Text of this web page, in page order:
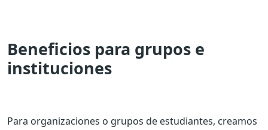
Beneficios para grupos e
instituciones
Para organizaciones o grupos de estudiantes, creamos